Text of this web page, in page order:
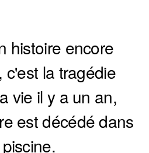
histoire encore
la tragédie
vie il y a un an,
est décédé dans